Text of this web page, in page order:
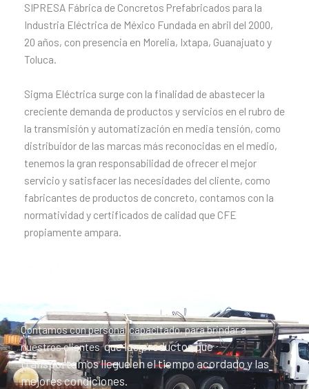
SIPRESA Fábrica de Concretos Prefabricados para la
Industria Eléctrica de México Fundada en abril del 2000,
20 años, con presencia en Morelia, Ixtapa, Guanajuato y
Toluca.
Sigma Eléctrica surge con la finalidad de abastecer la
creciente demanda de productos y servicios en el rubro de
la transmisión y automatización en media tensión, como
distribuidor de las marcas más reconocidas en el medio,
tenemos la gran responsabilidad de ofrecer el mejor
servicio y satisfacer las necesidades del cliente, como
fabricantes de productos de concreto, contamos con la
normatividad y certificados de calidad que CFE
propiamente ampara.
Contamos con personal capacitado, para brindar a
nuestros clientesque los productos que
transportamos llegue en el tiempo acordado y las
mejores condiciones.